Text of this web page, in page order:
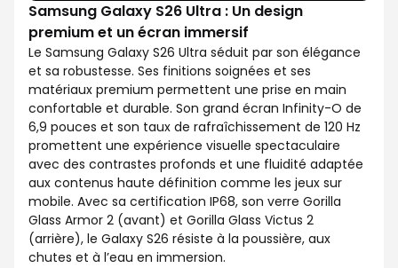
Samsung Galaxy S26 Ultra : Un design
premium et un écran immersif
Le Samsung Galaxy S26 Ultra séduit par son élégance
et sa robustesse. Ses finitions soignées et ses
matériaux premium permettent une prise en main
confortable et durable. Son grand écran Infinity-O de
6,9 pouces et son taux de rafraîchissement de 120 Hz
promettent une expérience visuelle spectaculaire
avec des contrastes profonds et une fluidité adaptée
aux contenus haute définition comme les jeux sur
mobile. Avec sa certification IP68, son verre Gorilla
Glass Armor 2 (avant) et Gorilla Glass Victus 2
(arrière), le Galaxy S26 résiste à la poussière, aux
chutes et à l’eau en immersion.